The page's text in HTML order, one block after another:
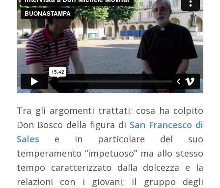
Tra gli argomenti trattati: cosa ha colpito
Don Bosco della figura di San Francesco di
Sales e in particolare del suo
temperamento “impetuoso” ma allo stesso
tempo caratterizzato dalla dolcezza e la
relazioni con i giovani; il gruppo degli